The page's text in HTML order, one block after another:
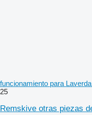
funcionamiento para
25
Remskive otras piezas